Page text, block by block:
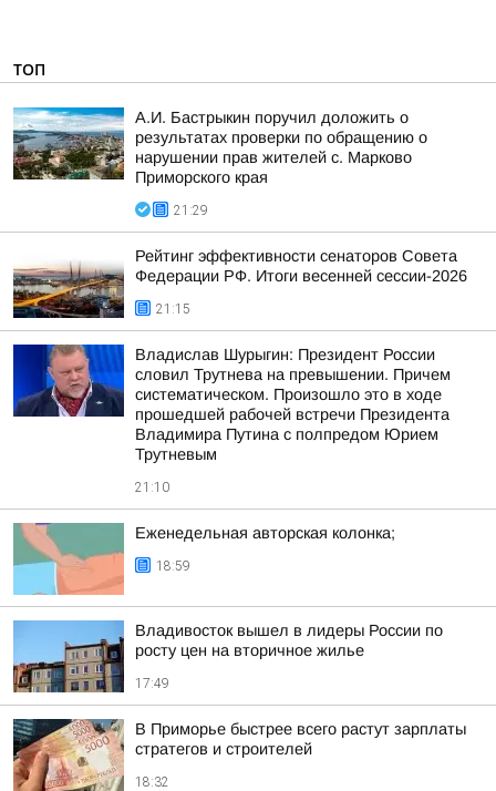
ТОП
А.И. Бастрыкин поручил доложить о
результатах проверки по обращению о
нарушении прав жителей с. Марково
Приморского края
21:29
Рейтинг эффективности сенаторов Совета
Федерации РФ. Итоги весенней сессии-2026
21:15
Владислав Шурыгин: Президент России
словил Трутнева на превышении. Причем
систематическом. Произошло это в ходе
прошедшей рабочей встречи Президента
Владимира Путина с полпредом Юрием
Трутневым
21:10
Еженедельная авторская колонка;
18:59
Владивосток вышел в лидеры России по
росту цен на вторичное жилье
17:49
В Приморье быстрее всего растут зарплаты
стратегов и строителей
18:32